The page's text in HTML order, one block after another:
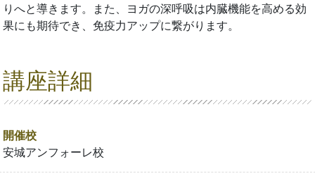
りへと導きます。また、ヨガの深呼吸は内臓機能を高める効
果にも期待でき、免疫力アップに繋がります。
講座詳細
開催校
安城アンフォーレ校